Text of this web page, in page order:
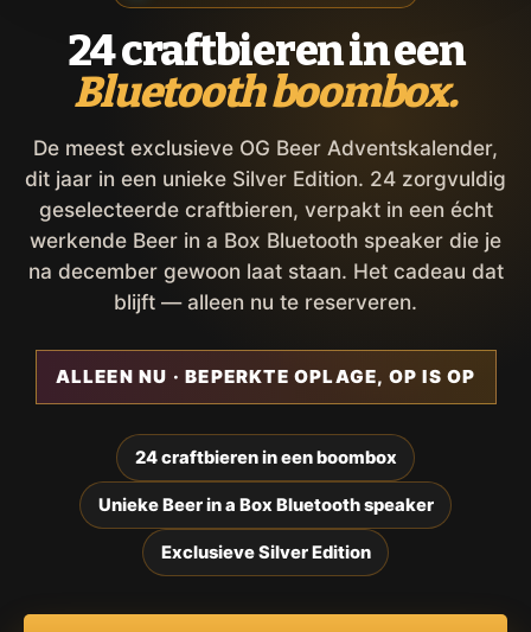
24 craftbieren in een
Bluetooth boombox.
De meest exclusieve OG Beer Adventskalender,
dit jaar in een unieke Silver Edition. 24 zorgvuldig
geselecteerde craftbieren, verpakt in een écht
werkende Beer in a Box Bluetooth speaker die je
na december gewoon laat staan. Het cadeau dat
blijft — alleen nu te reserveren.
ALLEEN NU · BEPERKTE OPLAGE, OP IS OP
24 craftbieren in een boombox
Unieke Beer in a Box Bluetooth speaker
Exclusieve Silver Edition